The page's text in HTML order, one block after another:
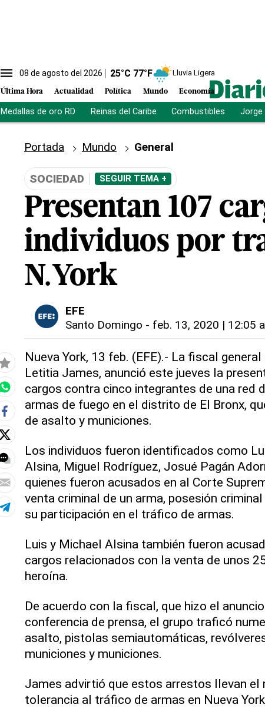
08 de agosto del 2026 25°C 77°F Lluvia Ligera
Última Hora Actualidad Política Mundo Economía
Medallas de oro RD Reinas del Caribe Combustibles Jorge
Portada Mundo General
SOCIEDAD SEGUIR TEMA +
Presentan 107
individuos por
N.York
EFE
Santo Domingo - feb. 13, 2020 | 12:05
Nueva York, 13 feb. (EFE).- La fiscal general
Letitia James, anunció este jueves la
cargos contra cinco integrantes de una red
armas de fuego en el distrito de El Bronx,
de asalto y municiones.
Los individuos fueron identificados como
Alsina, Miguel Rodríguez, Josué Pagán
quienes fueron acusados en al Corte
venta criminal de un arma, posesión
su participación en el tráfico de armas.
Luis y Michael Alsina también fueron
cargos relacionados con la venta de unos
heroína.
De acuerdo con la fiscal, que hizo el
conferencia de prensa, el grupo traficó
asalto, pistolas semiautomáticas,
municiones y municiones.
James advirtió que estos arrestos llevan el
tolerancia al tráfico de armas en Nueva